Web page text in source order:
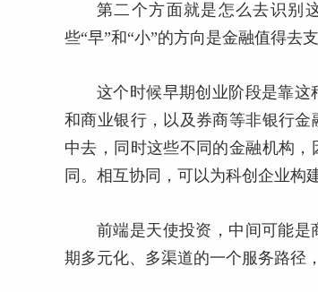
第二个方面就是怎么去识别
些“早”和“小”的方向是金融值得去
这个时候早期创业阶段是靠
和商业银行，以及券商等非银行
中去，同时这些不同的金融机构
同。相互协同，可以为科创企业构
前端是天使投资，中间可能是
期多元化、多渠道的一个服务路径